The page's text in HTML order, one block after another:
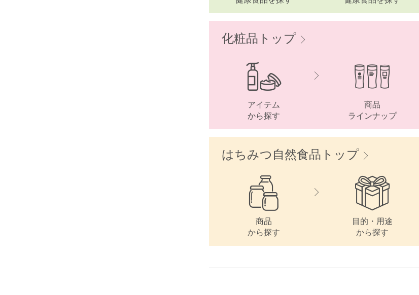
化粧品トップ
アイテム
から探す
商品
ラインナップ
はちみつ自然食品トップ
商品
から探す
目的・用途
から探す